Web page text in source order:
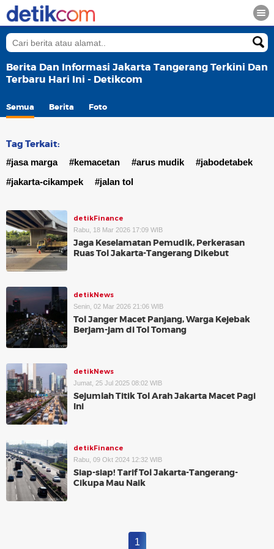
Berita Dan Informasi Jakarta Tangerang Terkini Dan
Terbaru Hari Ini - Detikcom
Semua Berita Foto
Tag Terkait:
#jasa marga #kemacetan #arus mudik
#jabodetabek
#jakarta-cikampek
#jalan tol
detikFinance
Rabu, 18 Mar 2026 17:09 WIB
Jaga Keselamatan Pemudik, Perkerasan
Ruas Tol Jakarta-Tangerang Dikebut
detikNews
Senin, 02 Mar 2026 21:06 WIB
Tol Janger Macet Panjang, Warga Kejebak
Berjam-jam di Tol Tomang
detikNews
Jumat, 25 Jul 2025 08:02 WIB
Sejumlah Titik Tol Arah Jakarta Macet Pagi
Ini
detikFinance
Rabu, 09 Okt 2024 12:32 WIB
Siap-siap! Tarif Tol Jakarta-Tangerang-
Cikupa Mau Naik
1